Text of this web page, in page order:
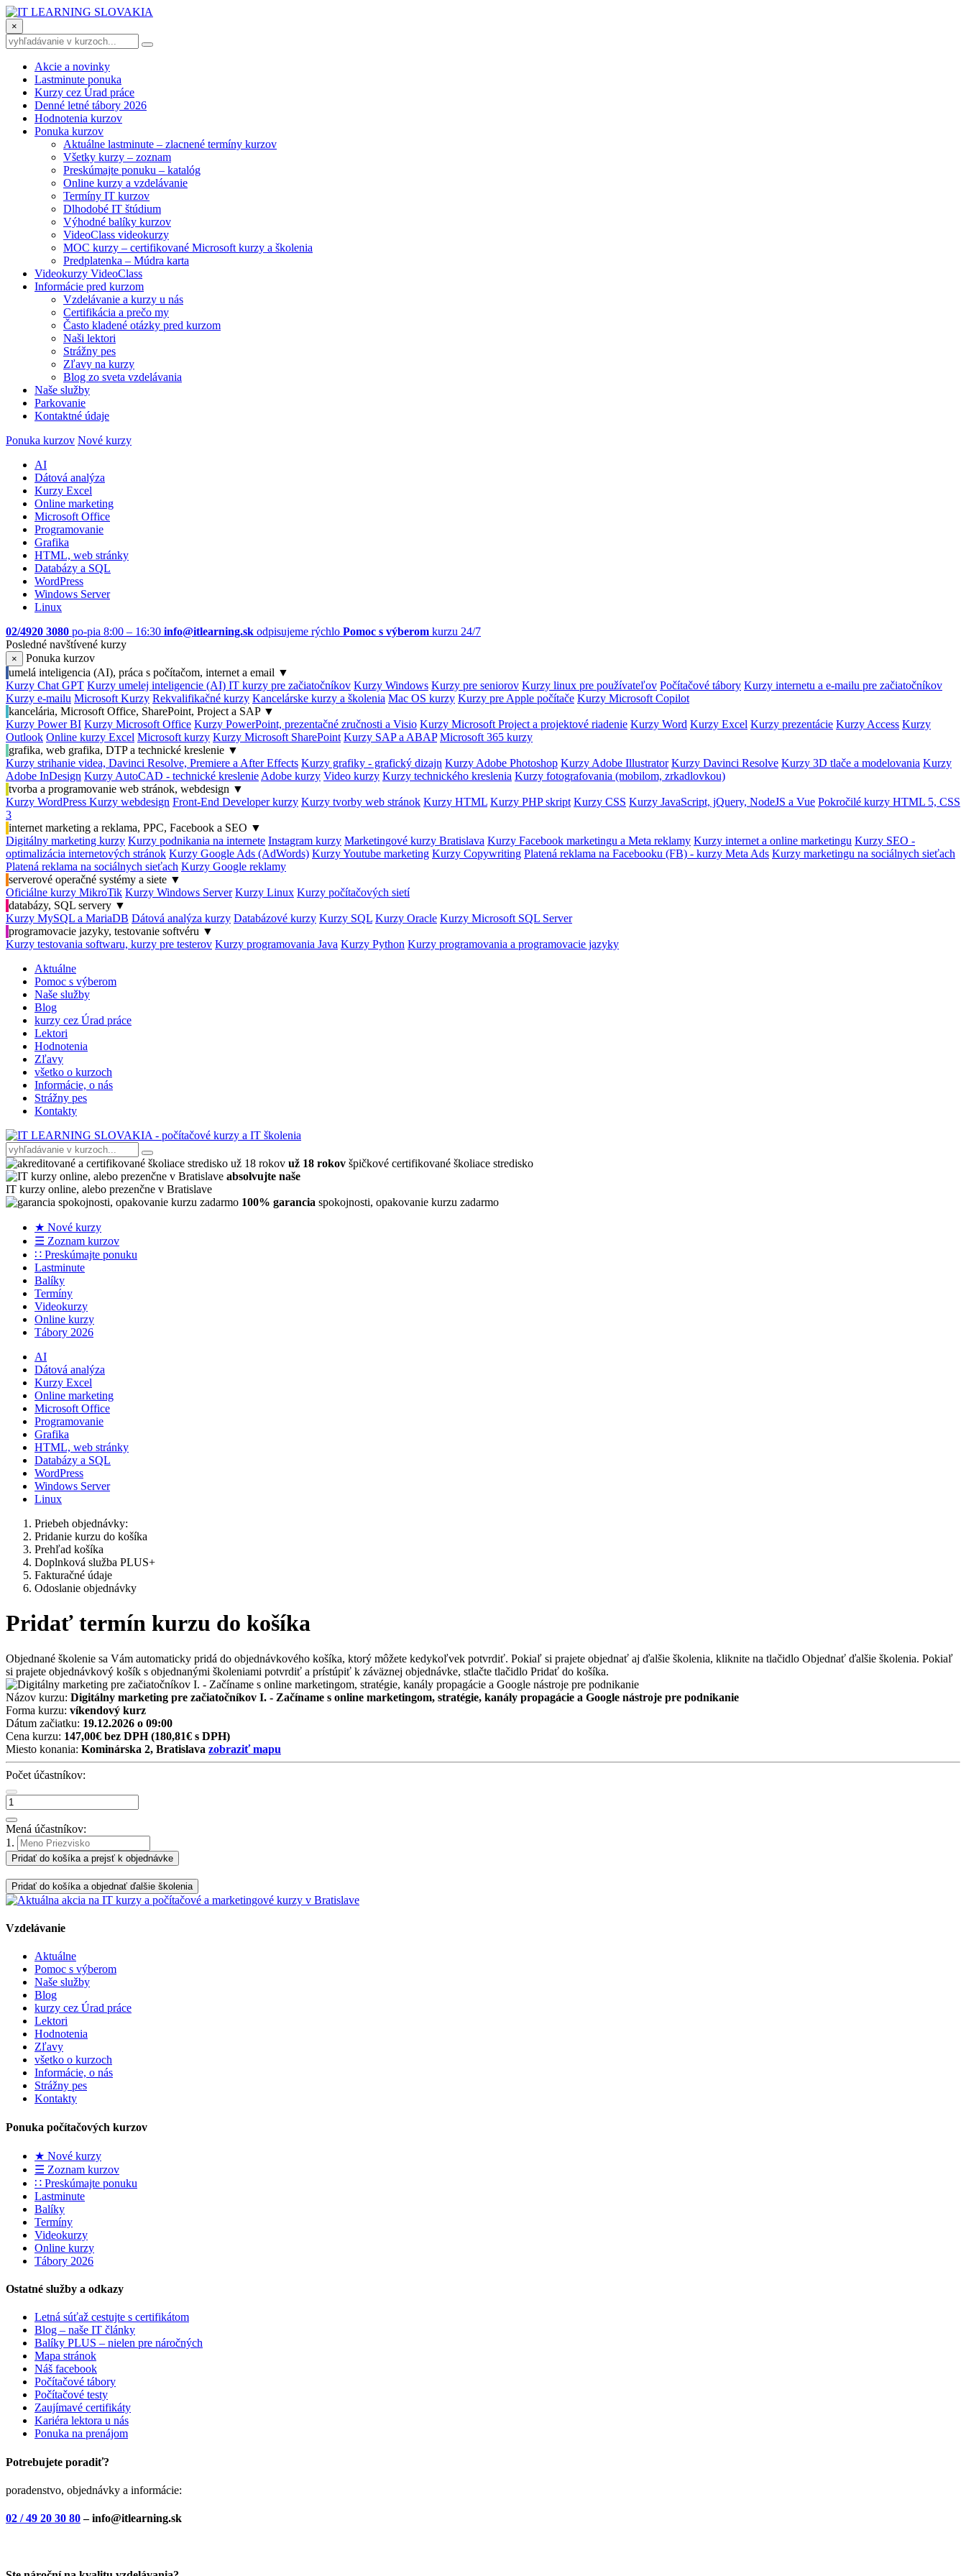
×
Akcie a novinky
Lastminute ponuka
Kurzy cez Úrad práce
Denné letné tábory 2026
Hodnotenia kurzov
Ponuka kurzov
Aktuálne lastminute – zlacnené termíny kurzov
Všetky kurzy – zoznam
Preskúmajte ponuku – katalóg
Online kurzy a vzdelávanie
Termíny IT kurzov
Dlhodobé IT štúdium
Výhodné balíky kurzov
VideoClass videokurzy
MOC kurzy – certifikované Microsoft kurzy a školenia
Predplatenka – Múdra karta
Videokurzy VideoClass
Informácie pred kurzom
Vzdelávanie a kurzy u nás
Certifikácia a prečo my
Často kladené otázky pred kurzom
Naši lektori
Strážny pes
Zľavy na kurzy
Blog zo sveta vzdelávania
Naše služby
Parkovanie
Kontaktné údaje
Ponuka kurzov Nové kurzy
AI
Dátová analýza
Kurzy Excel
Online marketing
Microsoft Office
Programovanie
Grafika
HTML, web stránky
Databázy a SQL
WordPress
Windows Server
Linux
02/4920 3080 po-pia 8:00 – 16:30 info@itlearning.sk odpisujeme rýchlo Pomoc s výberom kurzu 24/7
Posledné navštívené kurzy
×
Ponuka kurzov
umelá inteligencia (AI), práca s počítačom, internet a email ▼
Kurzy Chat GPT Kurzy umelej inteligencie (AI) IT kurzy pre začiatočníkov Kurzy Windows Kurzy pre seniorov Kurzy linux pre používateľov Počítačové tábory Kurzy internetu a e-mailu pre začiatočníkov
Kurzy e-mailu Microsoft Kurzy Rekvalifikačné kurzy Kancelárske kurzy a školenia Mac OS kurzy Kurzy pre Apple počítače Kurzy Microsoft Copilot
kancelária, Microsoft Office, SharePoint, Project a SAP ▼
Kurzy Power BI Kurzy Microsoft Office Kurzy PowerPoint, prezentačné zručnosti a Visio Kurzy Microsoft Project a projektové riadenie Kurzy Word Kurzy Excel Kurzy prezentácie Kurzy Access Kurzy
Outlook Online kurzy Excel Microsoft kurzy Kurzy Microsoft SharePoint Kurzy SAP a ABAP Microsoft 365 kurzy
grafika, web grafika, DTP a technické kreslenie ▼
Kurzy strihanie videa, Davinci Resolve, Premiere a After Effects Kurzy grafiky - grafický dizajn Kurzy Adobe Photoshop Kurzy Adobe Illustrator Kurzy Davinci Resolve Kurzy 3D tlače a modelovania Kurzy
Adobe InDesign Kurzy AutoCAD - technické kreslenie Adobe kurzy Video kurzy Kurzy technického kreslenia Kurzy fotografovania (mobilom, zrkadlovkou)
tvorba a programovanie web stránok, webdesign ▼
Kurzy WordPress Kurzy webdesign Front-End Developer kurzy Kurzy tvorby web stránok Kurzy HTML Kurzy PHP skript Kurzy CSS Kurzy JavaScript, jQuery, NodeJS a Vue Pokročilé kurzy HTML 5, CSS
3
internet marketing a reklama, PPC, Facebook a SEO ▼
Digitálny marketing kurzy Kurzy podnikania na internete Instagram kurzy Marketingové kurzy Bratislava Kurzy Facebook marketingu a Meta reklamy Kurzy internet a online marketingu Kurzy SEO -
optimalizácia internetových stránok Kurzy Google Ads (AdWords) Kurzy Youtube marketing Kurzy Copywriting Platená reklama na Facebooku (FB) - kurzy Meta Ads Kurzy marketingu na sociálnych sieťach
Platená reklama na sociálnych sieťach Kurzy Google reklamy
serverové operačné systémy a siete ▼
Oficiálne kurzy MikroTik Kurzy Windows Server Kurzy Linux Kurzy počítačových sietí
databázy, SQL servery ▼
Kurzy MySQL a MariaDB Dátová analýza kurzy Databázové kurzy Kurzy SQL Kurzy Oracle Kurzy Microsoft SQL Server
programovacie jazyky, testovanie softvéru ▼
Kurzy testovania softwaru, kurzy pre testerov Kurzy programovania Java Kurzy Python Kurzy programovania a programovacie jazyky
Aktuálne
Pomoc s výberom
Naše služby
Blog
kurzy cez Úrad práce
Lektori
Hodnotenia
Zľavy
všetko o kurzoch
Informácie, o nás
Strážny pes
Kontakty
už 18 rokov špičkové certifikované školiace stredisko
absolvujte naše
IT kurzy online, alebo prezenčne v Bratislave
100% garancia spokojnosti, opakovanie kurzu zadarmo
★ Nové kurzy
☰ Zoznam kurzov
∷ Preskúmajte ponuku
Lastminute
Balíky
Termíny
Videokurzy
Online kurzy
Tábory 2026
AI
Dátová analýza
Kurzy Excel
Online marketing
Microsoft Office
Programovanie
Grafika
HTML, web stránky
Databázy a SQL
WordPress
Windows Server
Linux
Priebeh objednávky:
Pridanie kurzu do košíka
Prehľad košíka
Doplnková služba PLUS+
Fakturačné údaje
Odoslanie objednávky
Pridať termín kurzu do košíka
Objednané školenie sa Vám automaticky pridá do objednávkového košíka, ktorý môžete kedykoľvek potvrdiť. Pokiaľ si prajete objednať aj ďalšie školenia, kliknite na tlačidlo Objednať ďalšie školenia. Pokiaľ
si prajete objednávkový košík s objednanými školeniami potvrdiť a prístúpiť k záväznej objednávke, stlačte tlačidlo Pridať do košíka.
Názov kurzu: Digitálny marketing pre začiatočníkov I. - Začíname s online marketingom, stratégie, kanály propagácie a Google nástroje pre podnikanie
Forma kurzu: víkendový kurz
Dátum začiatku: 19.12.2026 o 09:00
Cena kurzu: 147,00€ bez DPH(180,81€ s DPH)
Miesto konania: Kominárska 2, Bratislava zobraziť mapu
Počet účastníkov:
Mená účastníkov:
1.
Pridať do košíka a prejsť k objednávke
Pridať do košíka a objednať ďalšie školenia
Vzdelávanie
Aktuálne
Pomoc s výberom
Naše služby
Blog
kurzy cez Úrad práce
Lektori
Hodnotenia
Zľavy
všetko o kurzoch
Informácie, o nás
Strážny pes
Kontakty
Ponuka počítačových kurzov
★ Nové kurzy
☰ Zoznam kurzov
∷ Preskúmajte ponuku
Lastminute
Balíky
Termíny
Videokurzy
Online kurzy
Tábory 2026
Ostatné služby a odkazy
Letná súťaž cestujte s certifikátom
Blog – naše IT články
Balíky PLUS – nielen pre náročných
Mapa stránok
Náš facebook
Počítačové tábory
Počítačové testy
Zaujímavé certifikáty
Kariéra lektora u nás
Ponuka na prenájom
Potrebujete poradiť?
poradenstvo, objednávky a informácie:
02 / 49 20 30 80– info@itlearning.sk